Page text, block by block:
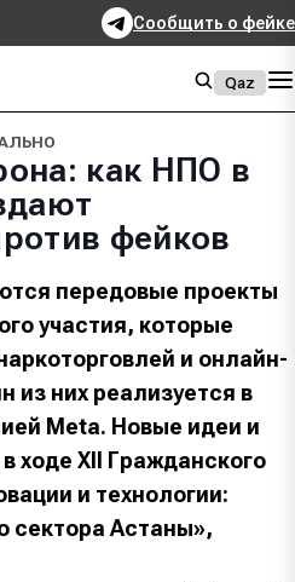
Сообщить о фейке
Qaz
как НПО в
фейков
передовые проекты
участия, которые
и онлайн-
из них реализуется в
Meta. Новые идеи и
ходе ХІІ Гражданского
и технологии:
сектора Астаны»,